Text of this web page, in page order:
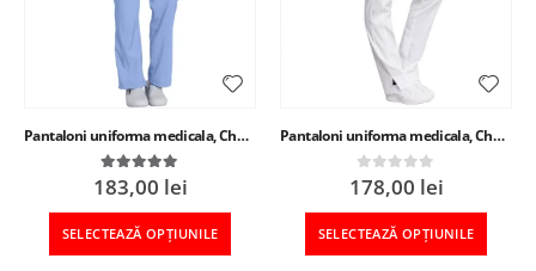
Pantaloni uniforma medicala, Cherokee Antimicrobian, dama
5.00 out of 5
183,00 lei
SELECTEAZĂ OPȚIUNILE
Pantaloni uniforma medicala, Cherokee Antimicrobian+
0out of 5
178,00 lei
SELECTEAZĂ OPȚIUNILE